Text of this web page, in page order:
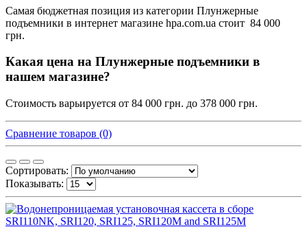
Самая бюджетная позиция из категории Плунжерные
подъемники в интернет магазине hpa.com.ua стоит 84 000
грн.
Какая цена на Плунжерные подъемники в
нашем магазине?
Стоимость варьируется от 84 000 грн. до 378 000 грн.
Сравнение товаров (0)
Сортировать:
Показывать: